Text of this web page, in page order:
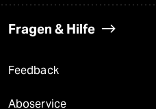
Fragen & Hilfe
Feedback
Aboservice